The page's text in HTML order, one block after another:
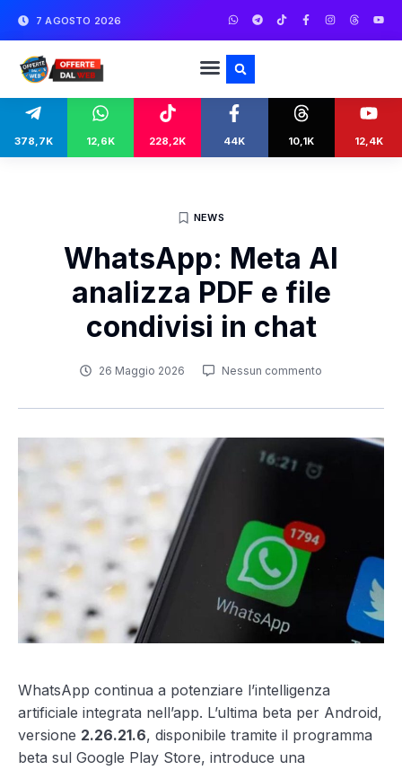
7 AGOSTO 2026
378,7K 12,6K 228,2K 44K 10,1K 12,4K
NEWS
WhatsApp: Meta AI
analizza PDF e file
condivisi in chat
26 Maggio 2026 Nessun commento
WhatsApp continua a potenziare l’intelligenza
artificiale integrata nell’app. L’ultima beta per Android,
versione 2.26.21.6, disponibile tramite il programma
beta sul Google Play Store, introduce una